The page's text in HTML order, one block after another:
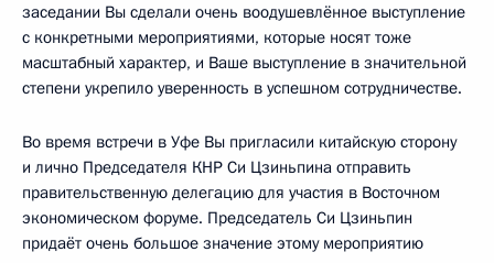
заседании Вы сделали очень воодушевлённое выступление
с конкретными мероприятиями, которые носят тоже
масштабный характер, и Ваше выступление в значительной
степени укрепило уверенность в успешном сотрудничестве.
Во время встречи в Уфе Вы пригласили китайскую сторону
и лично Председателя КНР Си Цзиньпина отправить
правительственную делегацию для участия в Восточном
экономическом форуме. Председатель Си Цзиньпин
придаёт очень большое значение этому мероприятию